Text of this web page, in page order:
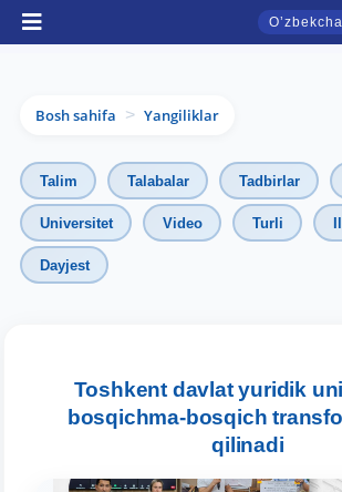
Oʼzbekcha
Bosh sahifa > Yangiliklar
Talim Talabalar Tadbirlar
Universitet Video Turli
Dayjest
Toshkent davlat yuridik
bosqichma-bosqich
qilinadi
TDYU qabul murojaatlari chati
chatiga xush kelibsiz.
Qabul bo'yicha murojaatlaringizni ushbu